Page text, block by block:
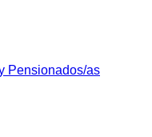
Pensionados/as